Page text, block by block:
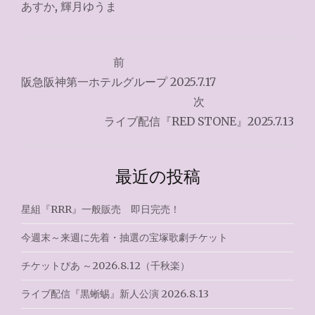
あすか, 輝月ゆうま
稿
シ
ョ
ン
前
阪急阪神第一ホテルグループ 2025.7.17
次
ライブ配信『RED STONE』2025.7.13
最近の投稿
星組『RRR』一般販売 即日完売！
今週末～来週に先着・抽選の宝塚歌劇チケット
チケットぴあ ～2026.8.12（千秋楽）
ライブ配信『黒蜥蜴』新人公演 2026.8.13